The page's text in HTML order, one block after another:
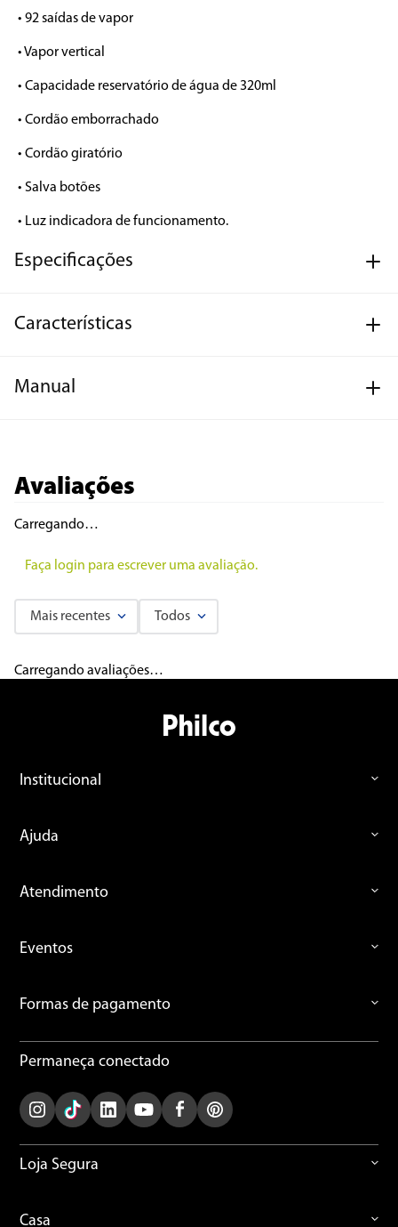
• 92 saídas de vapor
• Vapor vertical
• Capacidade reservatório de água de 320ml
• Cordão emborrachado
• Cordão giratório
• Salva botões
• Luz indicadora de funcionamento.
Especificações
Características
Manual
Avaliações
Carregando…
Faça login para escrever uma avaliação.
Mais recentes Todos
Carregando avaliações…
Institucional
Ajuda
Atendimento
Eventos
Formas de pagamento
Permaneça conectado
Loja Segura
Casa